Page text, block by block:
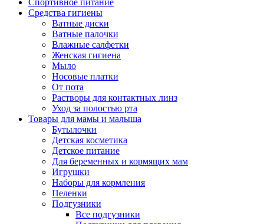
Спортивное питание
Средства гигиены
Ватные диски
Ватные палочки
Влажные салфетки
Женская гигиена
Мыло
Носовые платки
От пота
Растворы для контактных линз
Уход за полостью рта
Товары для мамы и малыша
Бутылочки
Детская косметика
Детское питание
Для беременных и кормящих мам
Игрушки
Наборы для кормления
Пеленки
Подгузники
Все подгузники